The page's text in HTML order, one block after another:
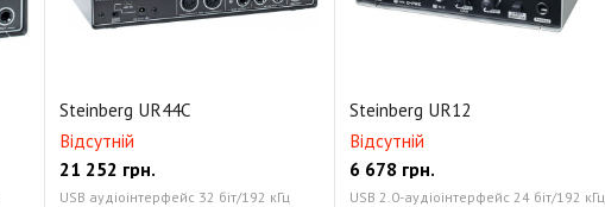
Steinberg UR44C
Відсутній
21 252 грн.
USB аудіоінтерфейс 32 біт/192 кГц
Steinberg UR12
Відсутній
6 678 грн.
USB 2.0-аудіоінтерфейс 24 біт/192 кГц